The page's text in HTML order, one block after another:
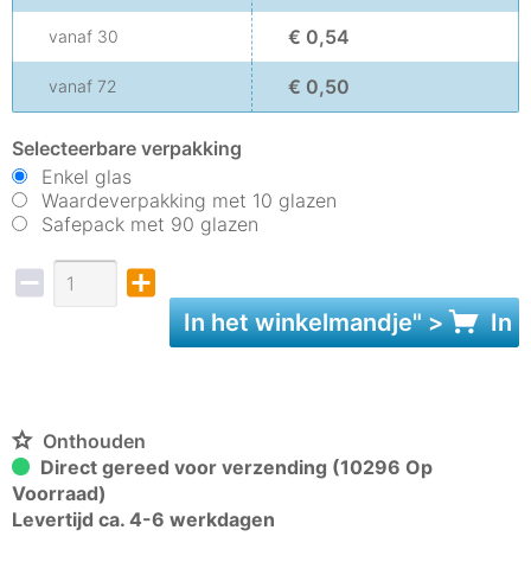
vanaf 30 € 0,54
vanaf 72 € 0,50
Selecteerbare verpakking
Enkel glas
Waardeverpakking met 10 glazen
Safepack met 90 glazen
In hetwinkelmandje" > In
Onthouden
Direct gereed voor verzending (10296 Op
Voorraad)
Levertijd ca. 4-6 werkdagen